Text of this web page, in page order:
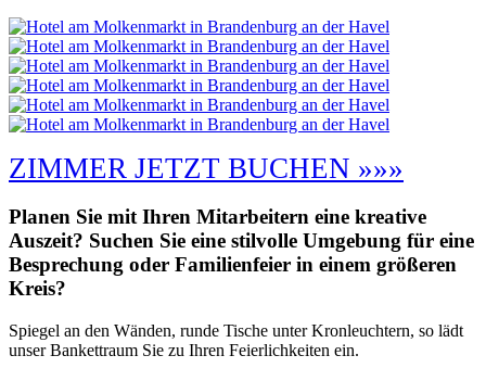
ZIMMER JETZT BUCHEN »»»
Planen Sie mit Ihren Mitarbeitern eine kreative
Auszeit? Suchen Sie eine stilvolle Umgebung für eine
Besprechung oder Familienfeier in einem größeren
Kreis?
Spiegel an den Wänden, runde Tische unter Kronleuchtern, so lädt
unser Bankettraum Sie zu Ihren Feierlichkeiten ein.